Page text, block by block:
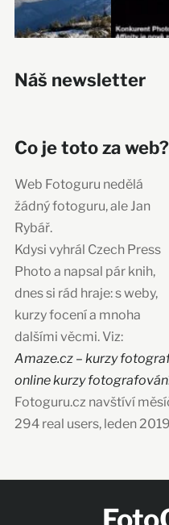
Náš newsletter
Co je toto za web?
Web Fotoguru nedělá
žádný fotoguru, ale Jan
Rybář.
Kdysi vyhrál Czech Press
Photo a napsal pár knih,
dnes si rád hraje: s weby,
kurzy focení a mnoha
dalšími věcmi. Viz:
Amaze.cz – kurzy
online kurzy
Fotoguru.cz navštíví
294 real users, leden